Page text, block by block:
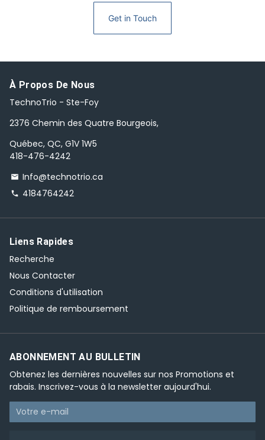
Get in Touch
À Propos De Nous
TechnoTrio - Ste-Foy
2376 Chemin des Quatre Bourgeois,
Québec, QC, G1V 1W5
418-476-4242
email Info@technotrio.ca
phone 4184764242
Liens Rapides
Recherche
Nous Contacter
Conditions d'utilisation
Politique de remboursement
ABONNEMENT AU BULLETIN
Obtenez les dernières nouvelles sur nos Promotions et
rabais. Inscrivez-vous à la newsletter aujourd'hui.